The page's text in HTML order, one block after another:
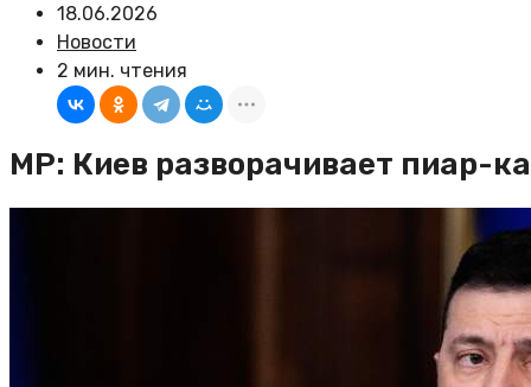
18.06.2026
Новости
2 мин. чтения
MP: Киев разворачивает